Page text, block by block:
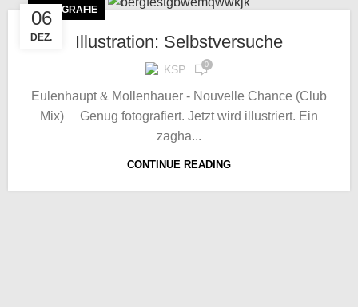
06
DEZ.
FOTOGRAFIE
Illustration: Selbstversuche
KSP 0
Eulenhaupt & Mollenhauer - Nouvelle Chance (Club
Mix) Genug fotografiert. Jetzt wird illustriert. Ein
zagha...
CONTINUE READING